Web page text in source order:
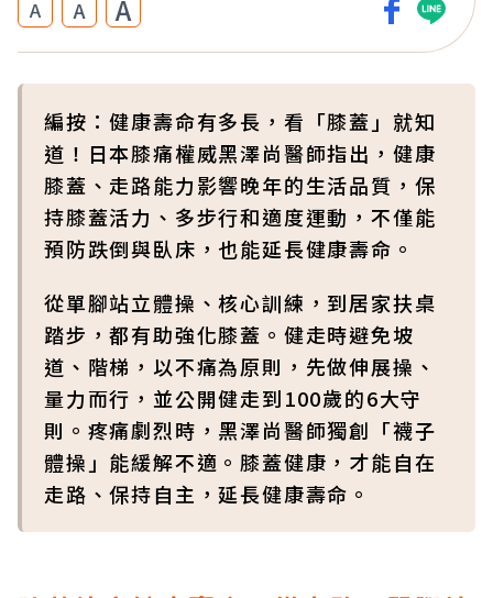
A A A
編按：健康壽命有多長，看「膝蓋」就知
道！日本膝痛權威黑澤尚醫師指出，健康
膝蓋、走路能力影響晚年的生活品質，保
持膝蓋活力、多步行和適度運動，不僅能
預防跌倒與臥床，也能延長健康壽命。
從單腳站立體操、核心訓練，到居家扶桌
踏步，都有助強化膝蓋。健走時避免坡
道、階梯，以不痛為原則，先做伸展操、
量力而行，並公開健走到100歲的6大守
則。疼痛劇烈時，黑澤尚醫師獨創「襪子
體操」能緩解不適。膝蓋健康，才能自在
走路、保持自主，延長健康壽命。